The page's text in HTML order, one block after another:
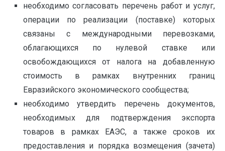
необходимо согласовать перечень работ и услуг,
операции по реализации (поставке) которых
связаны с международными перевозками,
облагающихся по нулевой ставке или
освобождающихся от налога на добавленную
стоимость в рамках внутренних границ
Евразийского экономического сообщества;
необходимо утвердить перечень документов,
необходимых для подтверждения экспорта
товаров в рамках ЕАЭС, а также сроков их
предоставления и порядка возмещения (зачета)